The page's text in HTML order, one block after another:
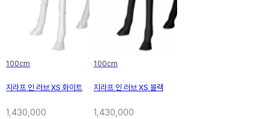
100cm
지라프 인 러브 XS 화이트
1,430,000
100cm
지라프 인 러브 XS 블랙
1,430,000